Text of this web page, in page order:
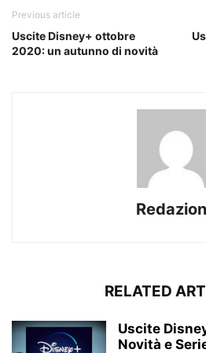
Previous article
Uscite Disney+ ottobre
2020: un autunno di novità
RELATED
Uscite
Novità e